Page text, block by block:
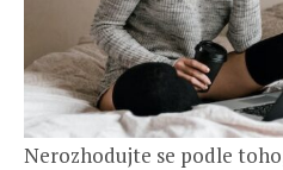
Nerozhodujte se podle